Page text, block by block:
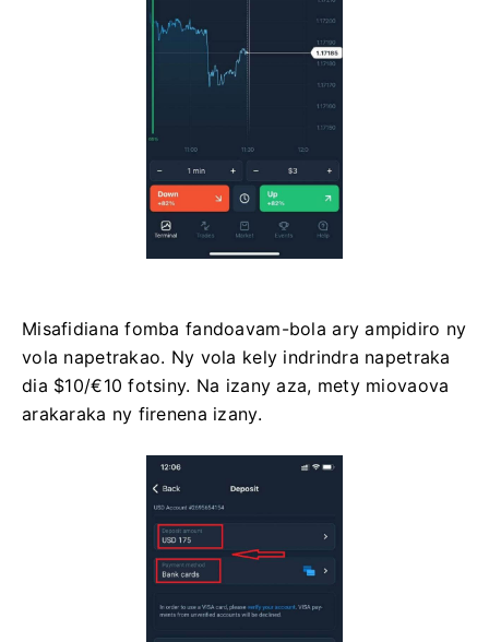
Misafidiana fomba fandoavam-bola ary ampidiro ny
vola napetrakao. Ny vola kely indrindra napetraka
dia $10/€10 fotsiny. Na izany aza, mety miovaova
arakaraka ny firenena izany.